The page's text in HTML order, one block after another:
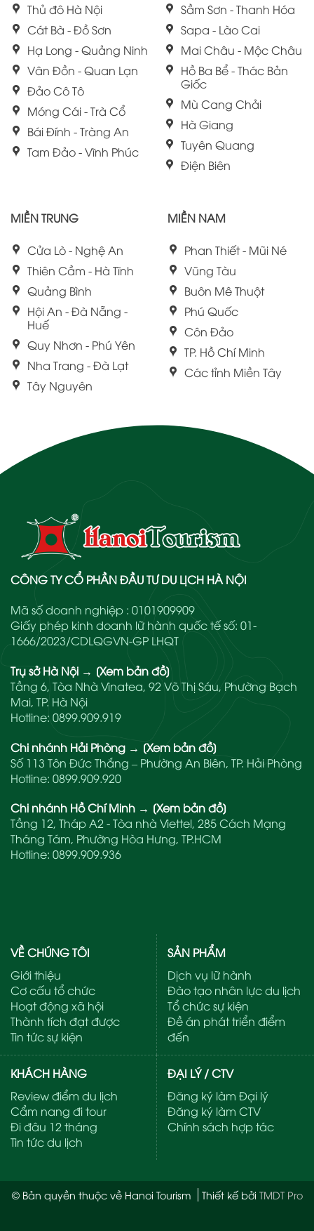
Thủ đô Hà Nội
Cát Bà - Đồ Sơn
Hạ Long - Quảng Ninh
Vân Đồn - Quan Lạn
Đảo Cô Tô
Móng Cái - Trà Cổ
Bái Đính - Tràng An
Tam Đảo - Vĩnh Phúc
Sầm Sơn - Thanh Hóa
Sapa - Lào Cai
Mai Châu - Mộc Châu
Hồ Ba Bể - Thác Bản
Giốc
Mù Cang Chải
Hà Giang
Tuyên Quang
Điện Biên
MIỀN TRUNG
Cửa Lò - Nghệ An
Thiên Cầm - Hà Tĩnh
Quảng Bình
Hội An - Đà Nẵng -
Huế
Quy Nhơn - Phú Yên
Nha Trang - Đà Lạt
Tây Nguyên
MIỀN NAM
Phan Thiết - Mũi Né
Vũng Tàu
Buôn Mê Thuột
Phú Quốc
Côn Đảo
TP. Hồ Chí Minh
Các tỉnh Miền Tây
CÔNG TY CỔ PHẦN ĐẦU TƯ DU LỊCH HÀ NỘI
Mã số doanh nghiệp : 0101909909
Giấy phép kinh doanh lữ hành quốc tế số: 01-
1666/2023/CDLQGVN-GP LHQT
Trụ sở Hà Nội → [Xem bản đồ]
Tầng 6, Tòa Nhà Vinatea, 92 Võ Thị Sáu, Phường Bạch
Mai, TP. Hà Nội
Hotline: 0899.909.919
Chi nhánh Hải Phòng → [Xem bản đồ]
Số 113 Tôn Đức Thắng – Phường An Biên, TP. Hải Phòng
Hotline: 0899.909.920
Chi nhánh Hồ Chí Minh → [Xem bản đồ]
Tầng 12, Tháp A2 - Tòa nhà Viettel, 285 Cách Mạng
Tháng Tám, Phường Hòa Hưng, TP.HCM
Hotline: 0899.909.936
VỀ CHÚNG TÔI
Giới thiệu
Cơ cấu tổ chức
Hoạt động xã hội
Thành tích đạt được
Tin tức sự kiện
SẢN PHẨM
Dịch vụ lữ hành
Đào tạo nhân lực du lịch
Tổ chức sự kiện
Đề án phát triển điểm
đến
KHÁCH HÀNG
Review điểm du lịch
Cẩm nang đi tour
Đi đâu 12 tháng
Tin tức du lịch
ĐẠI LÝ / CTV
Đăng ký làm Đại lý
Đăng ký làm CTV
Chính sách hợp tác
© Bản quyền thuộc về Hanoi Tourism Thiết kế bởi TMDT Pro